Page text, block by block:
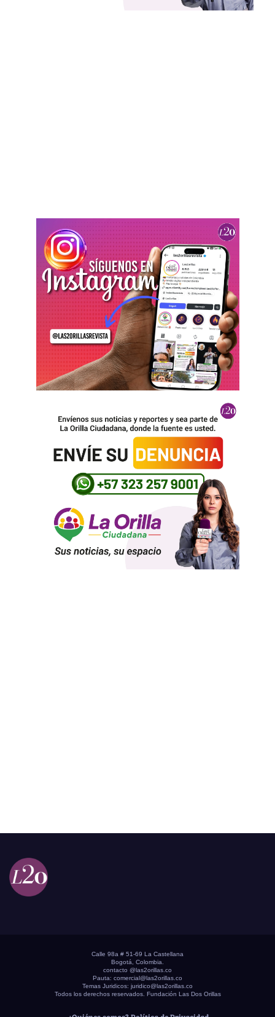
Calle 98a # 51-69 La Castellana
Bogotá, Colombia.
contacto @las2orillas.co
Pauta: comercial@las2orillas.co
Temas Juridicos: juridico@las2orillas.co
Todos los derechos reservados. Fundación Las Dos Orillas